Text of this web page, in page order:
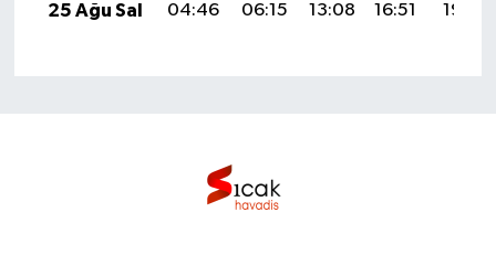
25 Ağu Sal
04:46 06:15 13:08 16:51 19:50